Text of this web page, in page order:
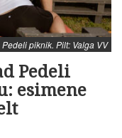
Pedeli piknik. Pilt: Valga VV
Pedeli
esimene